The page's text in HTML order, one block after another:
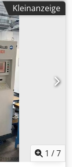
Std
U 350 mm
Steuerung
Kleinanzeige
1 /7